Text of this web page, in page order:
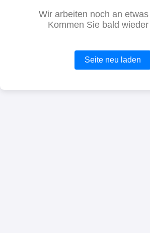
Wir arbeiten noch an
Kommen Sie bald
Seite neu laden